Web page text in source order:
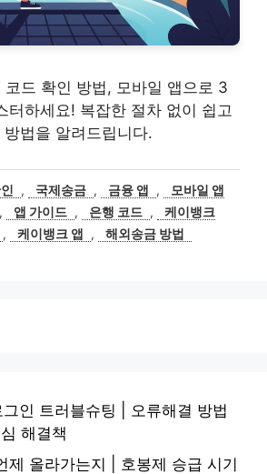
코드 확인 방법, 모바일 앱으로 3
터하세요! 복잡한 절차 없이 쉽고
법을 알려드립니다.
, 국제송금 , 금융 앱 ,
모바일 앱
, 앱 가이드 , 은행 코드 ,
케이뱅크
, 케이뱅크 앱 , 해외송금 방법
그인 트러블슈팅 | 오류해결 방법
해결책
제 올라가는지 | 호봉제 승급 시기